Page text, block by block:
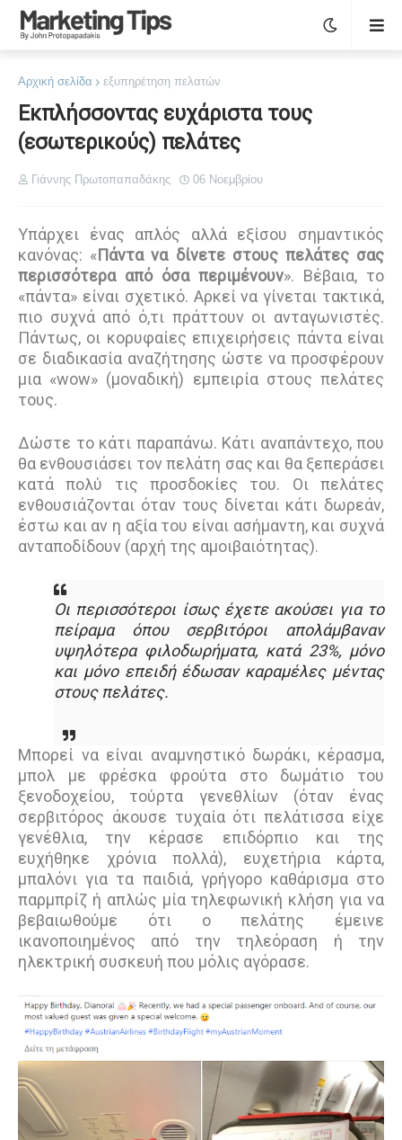
Αρχική σελίδα εξυπηρέτηση πελατών
Εκπλήσσοντας ευχάριστα τους
(εσωτερικούς) πελάτες
Γιάννης Πρωτοπαπαδάκης 06 Νοεμβρίου
Υπάρχει ένας απλός αλλά εξίσου σημαντικός
κανόνας: «Πάντα να δίνετε στους πελάτες σας
περισσότερα από όσα περιμένουν». Βέβαια, το
«πάντα» είναι σχετικό. Αρκεί να γίνεται τακτικά,
πιο συχνά από ό,τι πράττουν οι ανταγωνιστές.
Πάντως, οι κορυφαίες επιχειρήσεις πάντα είναι
σε διαδικασία αναζήτησης ώστε να προσφέρουν
μια «wow» (μοναδική) εμπειρία στους πελάτες
τους.
Δώστε το κάτι παραπάνω. Κάτι αναπάντεχο, που
θα ενθουσιάσει τον πελάτη σας και θα ξεπεράσει
κατά πολύ τις προσδοκίες του. Οι πελάτες
ενθουσιάζονται όταν τους δίνεται κάτι δωρεάν,
έστω και αν η αξία του είναι ασήμαντη, και συχνά
ανταποδίδουν (αρχή της αμοιβαιότητας).
Οι περισσότεροι ίσως έχετε ακούσει για το
πείραμα όπου σερβιτόροι απολάμβαναν
υψηλότερα φιλοδωρήματα, κατά 23%, μόνο
και μόνο επειδή έδωσαν καραμέλες μέντας
στους πελάτες.
Μπορεί να είναι αναμνηστικό δωράκι, κέρασμα,
μπολ με φρέσκα φρούτα στο δωμάτιο του
ξενοδοχείου, τούρτα γενεθλίων (όταν ένας
σερβιτόρος άκουσε τυχαία ότι πελάτισσα είχε
γενέθλια, την κέρασε επιδόρπιο και της
ευχήθηκε χρόνια πολλά), ευχετήρια κάρτα,
μπαλόνι για τα παιδιά, γρήγορο καθάρισμα στο
παρμπρίζ ή απλώς μία τηλεφωνική κλήση για να
βεβαιωθούμε ότι ο πελάτης έμεινε
ικανοποιημένος από την τηλεόραση ή την
ηλεκτρική συσκευή που μόλις αγόρασε.